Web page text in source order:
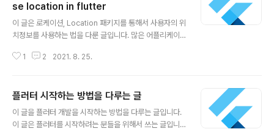
성하기가 어려웠습니다. 개인정보 처리방침 작성은 http
s://www.privacy.go.kr/ 개인정보보호 포털 공지 202
2년 개인정보 불법유통 방지 이용자 신고제 운영 개인정보
불법적인 유통을 방지하기 위하여 이용자 신고제를 운영합
se location in flutter
이 글은 로케이션, Location 패키지를 통해서 사용자의 위
치정보를 사용하는 법을 다룬 글입니다. 많은 어플리케이
에 있는 ATM기의 위치나, 음식점의 정보를 알기 위해서는
가 본인의 좌표를 얻기 위해서 사용하는 패키지가 바로 로
케이션, location입니다. pubspec.yaml에서 디펜던시
를 추가한 다음 설치를 진행합니다. dependencies: loc
1 2 2021. 8. 25.
플러터 시작하는 방법을 다루는 글
이 글을 플러터 개발을 시작하는 방법을 다루는 글입니다.
이 글은 플러터를 시작하려는 분들을 위해서 쓰는 글입니